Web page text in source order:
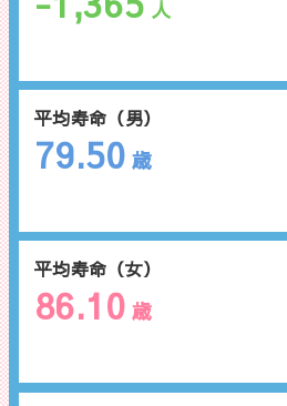
平均寿命（男）
79.50 歳
人
平均寿命（女）
86.10 歳